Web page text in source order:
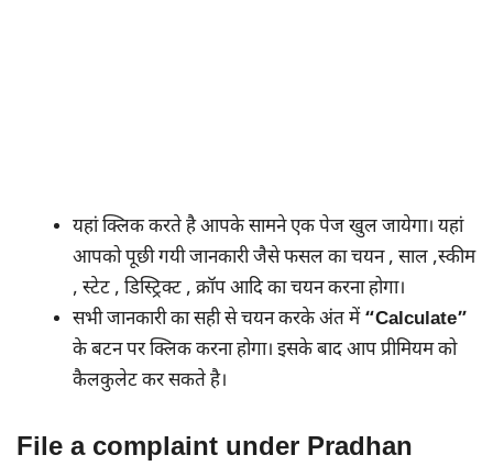
यहां क्लिक करते है आपके सामने एक पेज खुल जायेगा। यहां
आपको पूछी गयी जानकारी जैसे फसल का चयन , साल ,स्कीम
, स्टेट , डिस्ट्रिक्ट , क्रॉप आदि का चयन करना होगा।
सभी जानकारी का सही से चयन करके अंत में“Calculate”
के बटन पर क्लिक करना होगा। इसके बाद आप प्रीमियम को
कैलकुलेट कर सकते है।
File a complaint under Pradhan